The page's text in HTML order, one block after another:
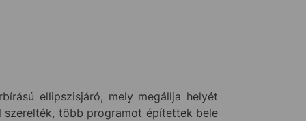
ellipszisjáró, mely megállja helyét
szerelték, több programot építettek bele